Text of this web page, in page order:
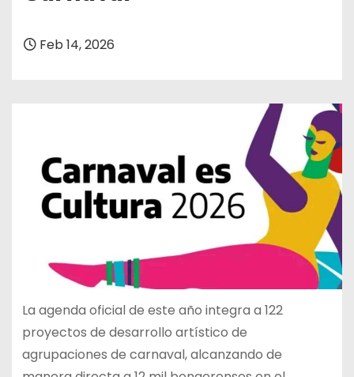
Feb 14, 2026
La agenda oficial de este año integra a 122
proyectos de desarrollo artístico de
agrupaciones de carnaval, alcanzando de